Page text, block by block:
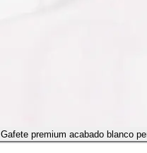
Gafete premium acabado blanco